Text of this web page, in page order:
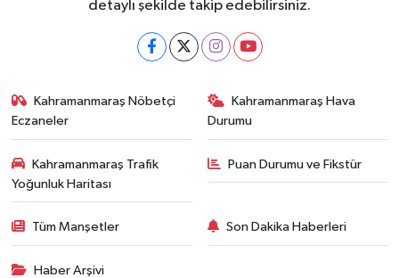
detaylı şekilde takip edebilirsiniz.
Kahramanmaraş Nöbetçi
Eczaneler
Kahramanmaraş Hava
Durumu
Kahramanmaraş Trafik
Yoğunluk Haritası
Puan Durumu ve Fikstür
Tüm Manşetler Son Dakika Haberleri
Haber Arşivi